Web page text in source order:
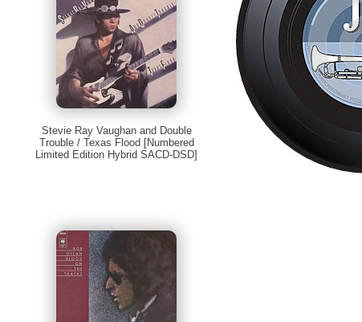
Stevie Ray Vaughan and Double
Trouble / Texas Flood [Numbered
Limited Edition Hybrid SACD-DSD]